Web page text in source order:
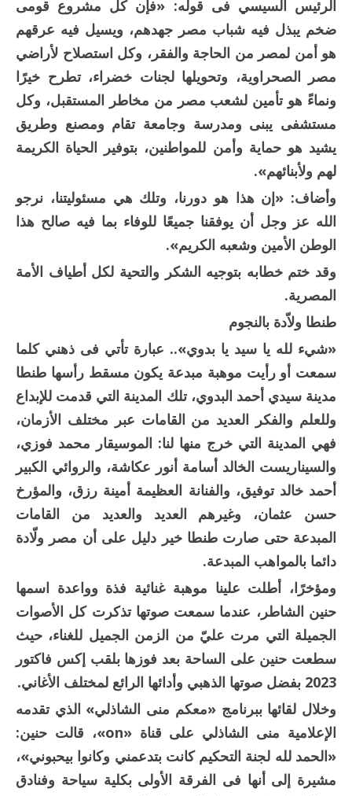
الرئيس السيسي فى قوله: «فإن كل مشروع قومى
ضخم يبذل فيه شباب مصر جهدهم، ويسيل فيه عرقهم
هو أمن لمصر من الحاجة والفقر، وكل استصلاح لأراضي
مصر الصحراوية، وتحويلها لجنات خضراء، تطرح خيرًا
ونماءً هو تأمين لشعب مصر من مخاطر المستقبل، وكل
مستشفى يبنى ومدرسة وجامعة تقام ومصنع وطريق
يشيد هو حماية وأمن للمواطنين، بتوفير الحياة الكريمة
لهم ولأبنائهم».
وأضاف: «إن هذا هو دورنا، وتلك هي مسئوليتنا، نرجو
الله عز وجل أن يوفقنا جميعًا للوفاء بما فيه صالح هذا
الوطن الأمين وشعبه الكريم».
وقد ختم خطابه بتوجيه الشكر والتحية لكل أطياف الأمة
المصرية.
طنطا ولاّدة بالنجوم
«شيء لله يا سيد يا بدوي».. عبارة تأتي فى ذهني كلما
سمعت أو رأيت موهبة مبدعة يكون مسقط رأسها طنطا
مدينة سيدي أحمد البدوي، تلك المدينة التي قدمت للإبداع
وللعلم والفكر العديد من القامات عبر مختلف الأزمان،
فهي المدينة التي خرج منها لنا: الموسيقار محمد فوزي،
والسيناريست الخالد أسامة أنور عكاشة، والروائي الكبير
أحمد خالد توفيق، والفنانة العظيمة أمينة رزق، والمؤرخ
حسن عثمان، وغيرهم العديد والعديد من القامات
المبدعة حتى صارت طنطا خير دليل على أن مصر ولّادة
دائما بالمواهب المبدعة.
ومؤخرًا، أطلت علينا موهبة غنائية فذة وواعدة اسمها
حنين الشاطر، عندما سمعت صوتها تذكرت كل الأصوات
الجميلة التي مرت عليّ من الزمن الجميل للغناء، حيث
سطعت حنين على الساحة بعد فوزها بلقب إكس فاكتور
2023 بفضل صوتها الذهبي وأدائها الرائع لمختلف الأغاني.
وخلال لقائها ببرنامج «معكم منى الشاذلي» الذي تقدمه
الإعلامية منى الشاذلي على قناة «on»، قالت حنين:
«الحمد لله لجنة التحكيم كانت بتدعمني وكانوا بيحبوني»،
مشيرة إلى أنها فى الفرقة الأولى بكلية سياحة وفنادق